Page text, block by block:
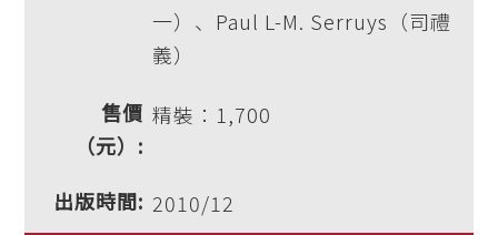
一）、Paul L-M. Serruys（司禮
義）
精裝：1,700
2010/12